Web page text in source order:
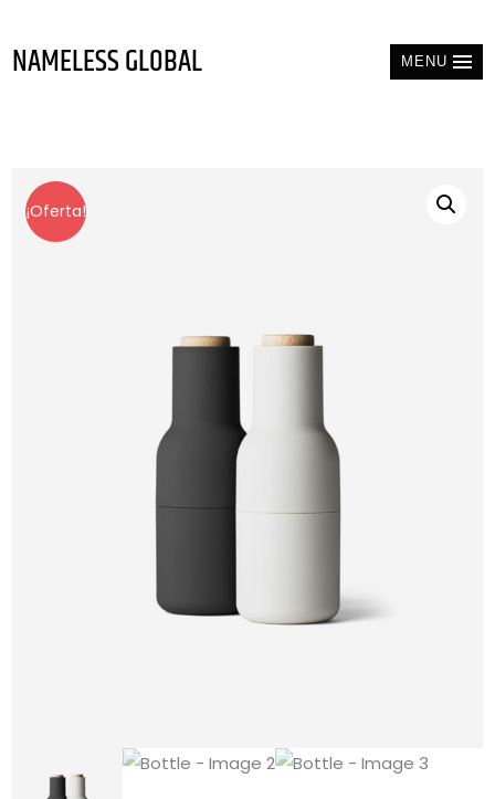
NAMELESS GLOBAL MENU
¡Oferta!